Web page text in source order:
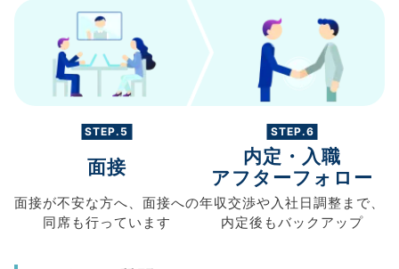
STEP.5
面接
面接が不安な方へ、 面接への
同席も行っています
STEP.6
内定・入職
アフターフォロー
年収交渉や入社日調整まで、
内定後もバックアップ